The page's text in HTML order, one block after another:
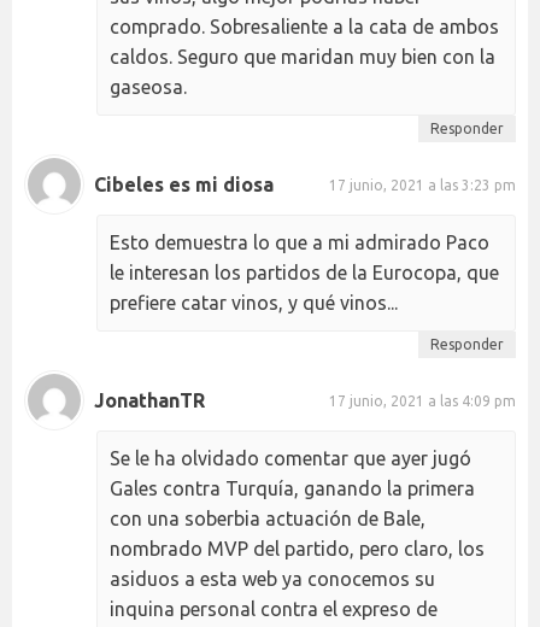
comprado. Sobresaliente a la cata de ambos
caldos. Seguro que maridan muy bien con la
gaseosa.
Responder
Cibeles es mi diosa 17 junio, 2021 a las 3:23 pm
Esto demuestra lo que a mi admirado Paco
le interesan los partidos de la Eurocopa, que
prefiere catar vinos, y qué vinos...
Responder
JonathanTR 17 junio, 2021 a las 4:09 pm
Se le ha olvidado comentar que ayer jugó
Gales contra Turquía, ganando la primera
con una soberbia actuación de Bale,
nombrado MVP del partido, pero claro, los
asiduos a esta web ya conocemos su
inquina personal contra el expreso de